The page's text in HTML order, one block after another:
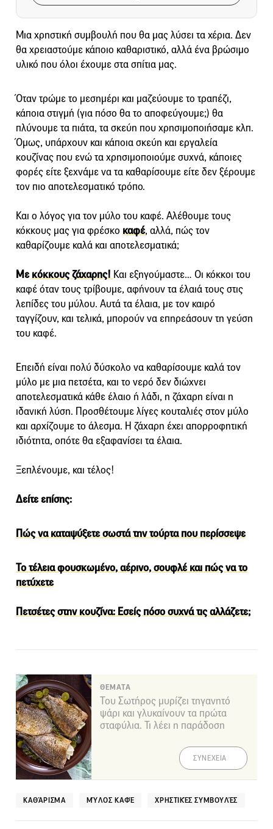
Μια χρηστική συμβουλή που θα μας λύσει τα χέρια. Δεν
θα χρειαστούμε κάποιο καθαριστικό, αλλά ένα βρώσιμο
υλικό που όλοι έχουμε στα σπίτια μας.
Όταν τρώμε το μεσημέρι και μαζεύουμε το τραπέζι,
κάποια στιγμή (για πόσο θα το αποφεύγουμε;) θα
πλύνουμε τα πιάτα, τα σκεύη που χρησιμοποιήσαμε κλπ.
Όμως, υπάρχουν και κάποια σκεύη και εργαλεία
κουζίνας που ενώ τα χρησιμοποιούμε συχνά, κάποιες
φορές είτε ξεχνάμε να τα καθαρίσουμε είτε δεν ξέρουμε
τον πιο αποτελεσματικό τρόπο.
Και ο λόγος για τον μύλο του καφέ. Αλέθουμε τους
κόκκους μας για φρέσκο καφέ, αλλά, πώς τον
καθαρίζουμε καλά και αποτελεσματικά;
Μεκόκκους ζάχαρης! Και εξηγούμαστε… Οι κόκκοι του
καφέ όταν τους τρίβουμε, αφήνουν τα έλαιά τους στις
λεπίδες του μύλου. Αυτά τα έλαια, με τον καιρό
ταγγίζουν, και τελικά, μπορούν να επηρεάσουν τη γεύση
του καφέ.
Επειδή είναι πολύ δύσκολο να καθαρίσουμε καλά τον
μύλο με μια πετσέτα, και το νερό δεν διώχνει
αποτελεσματικά κάθε έλαιο ή λάδι, η ζάχαρη είναι η
ιδανική λύση. Προσθέτουμε λίγες κουταλιές στον μύλο
και αρχίζουμε το άλεσμα. Η ζάχαρη έχει απορροφητική
ιδιότητα, οπότε θα εξαφανίσει τα έλαια.
Ξεπλένουμε, και τέλος!
Δείτε επίσης:
Πώς να καταψύξετε σωστά την τούρτα που περίσσεψε
Το τέλεια φουσκωμένο, αέρινο, σουφλέ και πώς να το
πετύχετε
Πετσέτες στην κουζίνα: Εσείς πόσο συχνά τις αλλάζετε;
ΘΕΜΑΤΑ
Του Σωτήρος μυρίζει τηγανητό
ψάρι και γλυκαίνουν τα πρώτα
σταφύλια. Τι λέει η παράδοση
ΣΥΝΕΧΕΙΑ
ΚΑΘΆΡΙΣΜΑ ΜΎΛΟΣ ΚΑΦΈ ΧΡΗΣΤΙΚΈΣ ΣΥΜΒΟΥΛΈΣ